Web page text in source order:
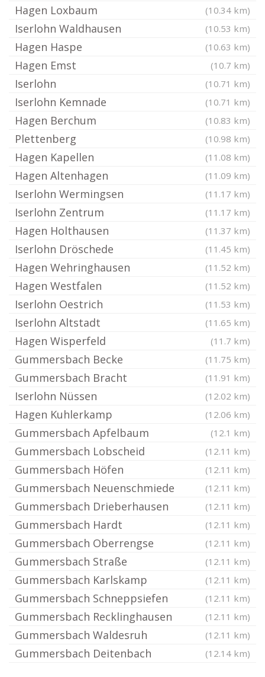
Hagen Loxbaum (10.34 km)
Iserlohn Waldhausen (10.53 km)
Hagen Haspe (10.63 km)
Hagen Emst (10.7 km)
Iserlohn (10.71 km)
Iserlohn Kemnade (10.71 km)
Hagen Berchum (10.83 km)
Plettenberg (10.98 km)
Hagen Kapellen (11.08 km)
Hagen Altenhagen (11.09 km)
Iserlohn Wermingsen (11.17 km)
Iserlohn Zentrum (11.17 km)
Hagen Holthausen (11.37 km)
Iserlohn Dröschede (11.45 km)
Hagen Wehringhausen (11.52 km)
Hagen Westfalen (11.52 km)
Iserlohn Oestrich (11.53 km)
Iserlohn Altstadt (11.65 km)
Hagen Wisperfeld (11.7 km)
Gummersbach Becke (11.75 km)
Gummersbach Bracht (11.91 km)
Iserlohn Nüssen (12.02 km)
Hagen Kuhlerkamp (12.06 km)
Gummersbach Apfelbaum (12.1 km)
Gummersbach Lobscheid (12.11 km)
Gummersbach Höfen (12.11 km)
Gummersbach Neuenschmiede (12.11 km)
Gummersbach Drieberhausen (12.11 km)
Gummersbach Hardt (12.11 km)
Gummersbach Oberrengse (12.11 km)
Gummersbach Straße (12.11 km)
Gummersbach Karlskamp (12.11 km)
Gummersbach Schneppsiefen (12.11 km)
Gummersbach Recklinghausen (12.11 km)
Gummersbach Waldesruh (12.11 km)
Gummersbach Deitenbach (12.14 km)